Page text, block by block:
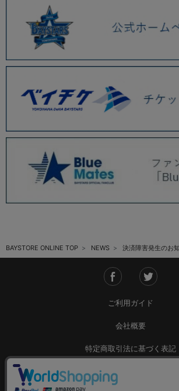
7/28(火)マイナビオールスターゲーム 2026選出記念
選手グッズ第3弾を発売！
7/24(金)『YOKOHAMA STAR☆NIGHT 2026
ッズ、マスコットメラミン食器、刺繍コットントート
7/17(金)「PLAYER PRODUCE 2026」 第5弾、PEZ
決済障害発生のお知らせ（発生復旧報）
決済障害発生のお知らせ（発生復旧報）
プリカユニフォームや選手名タオル、ANGEL BLUEコ
決済障害発生のお知らせ（発生復旧報）
7/14(火)〜7/27(月)BAYSTORE ONLINEにてアウトレ
7/7(火)野球未来創造ユニフォームデザイングッズ、
ズが登場！
決済障害発生のお知らせ（発生復旧報）
6/26(金)横浜DeNAベイスターズ15thキャップや「
6/26(金)野球未来創造ユニフォーム・グッズ発売！
『#7:佐野恵太選手/1000試合出場＆1000安打記念/
るお詫び
BAYSTORE ONLINE TOP NEWS 決済障害発生のお
ご利用ガイド
会社概要
特定商取引法に基づく表記
ご利用規約